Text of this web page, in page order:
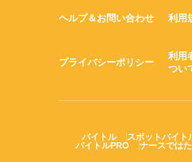
ヘルプ＆お問い合わせ 利用
プライバシーポリシー
利用
つい
バイトル スポットバイト
バイトルPRO
ナースでは